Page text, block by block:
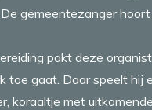
gemeentezanger
pakt deze
toe gaat. Daar speelt hij
koraaltje met